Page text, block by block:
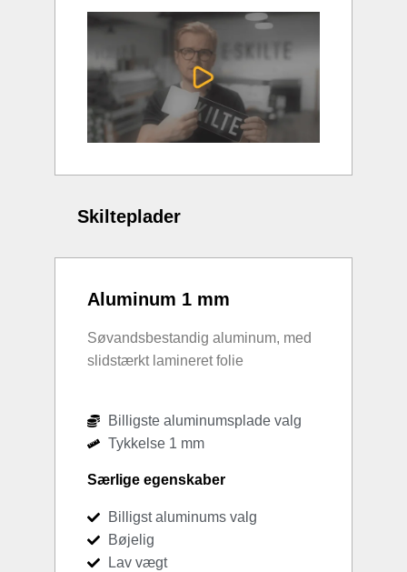
Skilteplader
Aluminum 1 mm
Søvandsbestandig aluminum, med
slidstærkt lamineret folie
Billigste aluminumsplade valg
Tykkelse 1 mm
Særlige egenskaber
Billigst aluminums valg
Bøjelig
Lav vægt